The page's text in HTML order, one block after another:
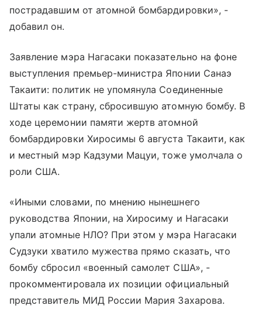
пострадавшим от атомной бомбардировки», -
добавил он.
Заявление мэра Нагасаки показательно на фоне
выступления премьер-министра Японии Санаэ
Такаити: политик не упомянула Соединенные
Штаты как страну, сбросившую атомную бомбу. В
ходе церемонии памяти жертв атомной
бомбардировки Хиросимы 6 августа Такаити, как
и местный мэр Кадзуми Мацуи, тоже умолчала о
роли США.
«Иными словами, по мнению нынешнего
руководства Японии, на Хиросиму и Нагасаки
упали атомные НЛО? При этом у мэра Нагасаки
Судзуки хватило мужества прямо сказать, что
бомбу сбросил «военный самолет США», -
прокомментировала их позиции официальный
представитель МИД России Мария Захарова.